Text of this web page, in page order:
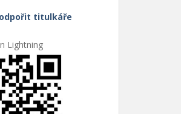
titulkáře
Lightning